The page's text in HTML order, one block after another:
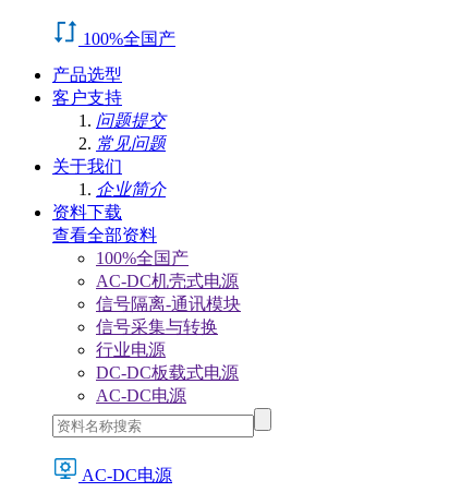
100%全国产
产品选型
客户支持
问题提交
常见问题
关于我们
企业简介
资料下载
查看全部资料
100%全国产
AC-DC机壳式电源
信号隔离-通讯模块
信号采集与转换
行业电源
DC-DC板载式电源
AC-DC电源
AC-DC电源